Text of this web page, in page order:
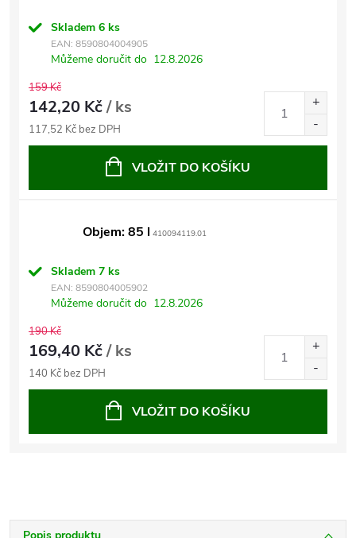
Skladem 6 ks
EAN: 8590804004905
Můžeme doručit do 12.8.2026
159 Kč
142,20 Kč/ ks
117,52 Kč bez DPH
VLOŽIT DO KOŠÍKU
Objem: 85 l 410094119.01
Skladem 7 ks
EAN: 8590804005902
Můžeme doručit do 12.8.2026
190 Kč
169,40 Kč/ ks
140 Kč bez DPH
VLOŽIT DO KOŠÍKU